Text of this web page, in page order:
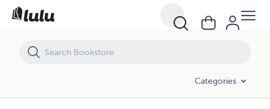
Categories
El dolor como medida de valoración en la continuidad de cuidados